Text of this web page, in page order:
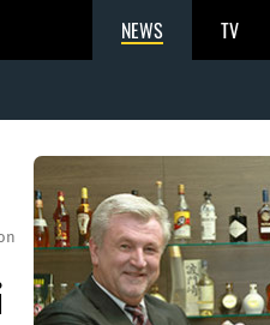
NEWS TV